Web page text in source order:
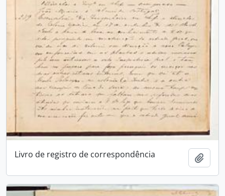
Livro de registro de correspondência